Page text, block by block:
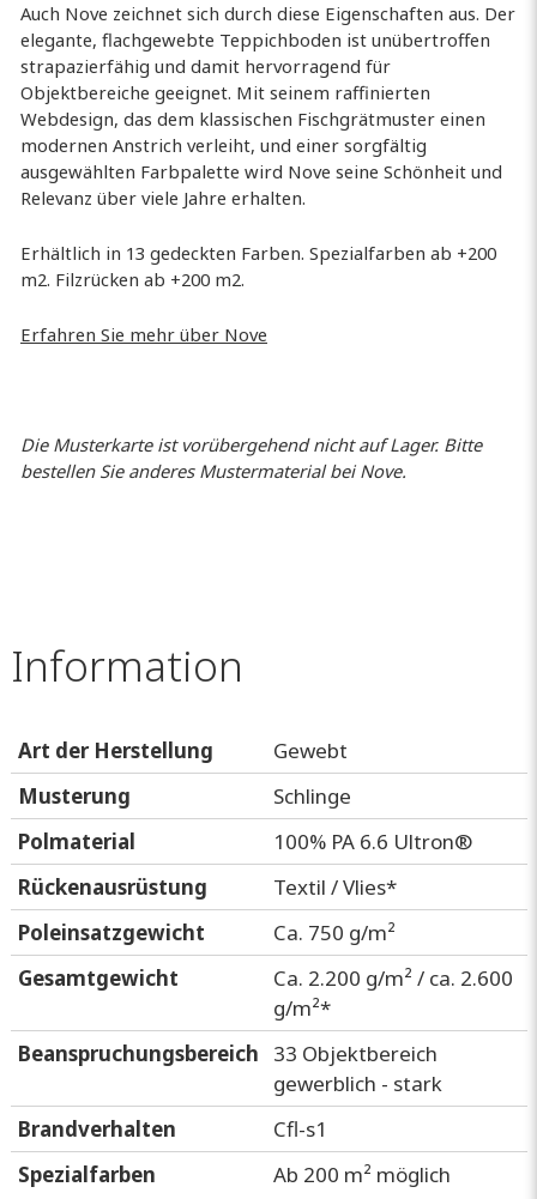
Auch Nove zeichnet sich durch diese Eigenschaften aus. Der
elegante, flachgewebte Teppichboden ist unübertroffen
strapazierfähig und damit hervorragend für
Objektbereiche geeignet. Mit seinem raffinierten
Webdesign, das dem klassischen Fischgrätmuster einen
modernen Anstrich verleiht, und einer sorgfältig
ausgewählten Farbpalette wird Nove seine Schönheit und
Relevanz über viele Jahre erhalten.
Erhältlich in 13 gedeckten Farben. Spezialfarben ab +200
m2. Filzrücken ab +200 m2.
Erfahren Sie mehr über Nove
Die Musterkarte ist vorübergehend nicht auf Lager. Bitte
bestellen Sie anderes Mustermaterial bei Nove.
Information
Art der Herstellung
Gewebt
Musterung
Schlinge
Polmaterial
100% PA 6.6 Ultron®
Rückenausrüstung
Textil / Vlies*
Poleinsatzgewicht
Ca. 750 g/m²
Gesamtgewicht
Ca. 2.200 g/m² / ca. 2.600
g/m²*
Beanspruchungsbereich
33 Objektbereich
gewerblich - stark
Brandverhalten
Cfl-s1
Spezialfarben
Ab 200 m² möglich